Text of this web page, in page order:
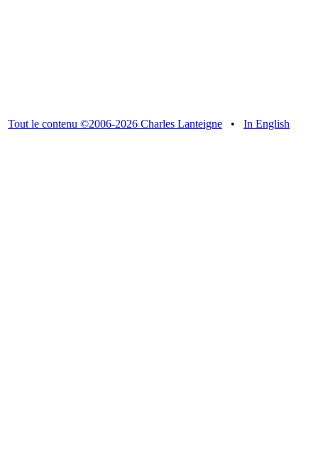
Tout le contenu ©2006-2026 Charles Lanteigne • In English